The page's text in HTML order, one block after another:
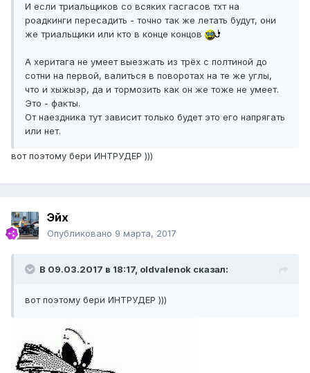
И если триальщиков со всяких гасгасов тхт на
роадкинги пересадить - точно так же летать будут, они
же триальщики или кто в конце концов
А херитага не умеет выезжать из трёх с полтиной до
сотни на первой, валиться в поворотах на те же углы,
что и хыжыэр, да и тормозить как он же тоже не умеет.
Это - факты.
От наездника тут зависит только будет это его напрягать
или нет.
вот поэтому бери ИНТРУДЕР )))
Эйх
Опубликовано 9 марта, 2017
В 09.03.2017 в 18:17, oldvalenok сказал:
вот поэтому бери ИНТРУДЕР )))